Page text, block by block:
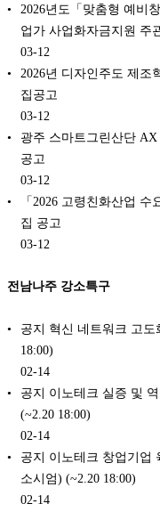
2026년도「맞춤형 예비
업가 사업화자금지원 주
03-12
2026년 디자인주도 제조
집공고
03-12
광주 스마트그린산단
공고
03-12
「2026 고령친화산업
집 공고
03-12
전남나주 강소특구
공지 혁신 네트워크 고
18:00)
02-14
공지 이노테크 실증 및
(~2.20 18:00)
02-14
공지 이노테크 창업기업
소시엄) (~2.20 18:00)
02-14